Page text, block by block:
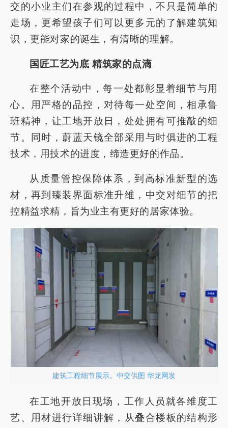
交的小业主们在参观的过程中，不只是简单的
走场，更希望孩子们可以更多元的了解建筑知
识，更能对家的诞生，有清晰的理解。
国匠工艺为底 精筑家的点滴
在整个活动中，每一处都彰显着细节与用
心。用严格的品控，对待每一处空间，相承鲁
班精神，让工地开放日，处处拥有可推敲的细
节。同时，蔚蓝天镜全部采用与时俱进的工程
技术，用技术的进度，缔造更好的作品。
从质量管控保障体系，到高标准新型的选
材，再到臻装界面标准升维，中交对细节的把
控精益求精，旨为业主有更好的居家体验。
建筑工程细节展示。中交供图 华龙网发
在工地开放日现场，工作人员就各维度工
艺、用材进行详细讲解，从叠合楼板的结构形